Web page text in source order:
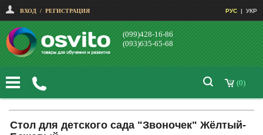
ВХОД / РЕГИСТРАЦИЯ РУС | УКР
(099)428-16-86
(093)635-65-68
(0)
Стол для детского сада "Звоночек" Жёлтый-